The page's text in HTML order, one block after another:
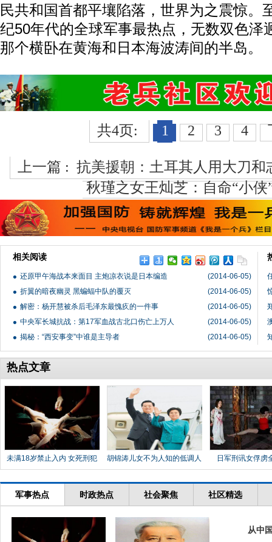
民共和国首都平壤陷落，世界为之震惊。
纪50年代的全球军事最热点，无数双色泽
那个横卧在黄海和日本海波涛间的半岛。
共4页: 1 2 3 4
上一篇 : 抗美援朝：土耳其人用大刀和
秋瑾之女王灿芝：自命“小侠
相关阅读
(2014-06-05)
还原甲午海战本来面目 主炮凉衣说是日本编造
(2014-06-05)
折翼的暗夜幽灵 黑蝙蝠中队的覆灭
(2014-06-05)
解密：杨开慧被杀后毛泽东最愧疚的一件事
(2014-06-05)
中央军长城抗战：第17军血战古北口伤亡上万人
(2014-06-05)
揭秘：“西安事变”中谁是主导者
热点文章
未满18岁禁止入内 女死刑犯 胡锦涛儿女不为人知的低调人 日军刑讯女俘虏